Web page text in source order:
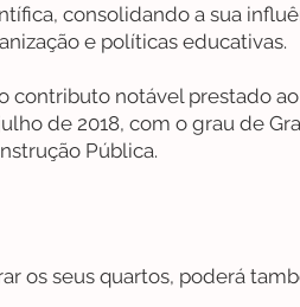
consolidando a sua
e políticas educativas.
contributo notável prestado
de 2018, com o grau de
Pública.
os seus quartos, poderá